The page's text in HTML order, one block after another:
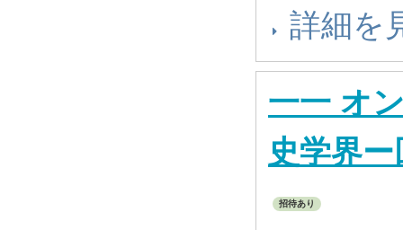
詳細を
一一 オ
史学界
招待あり